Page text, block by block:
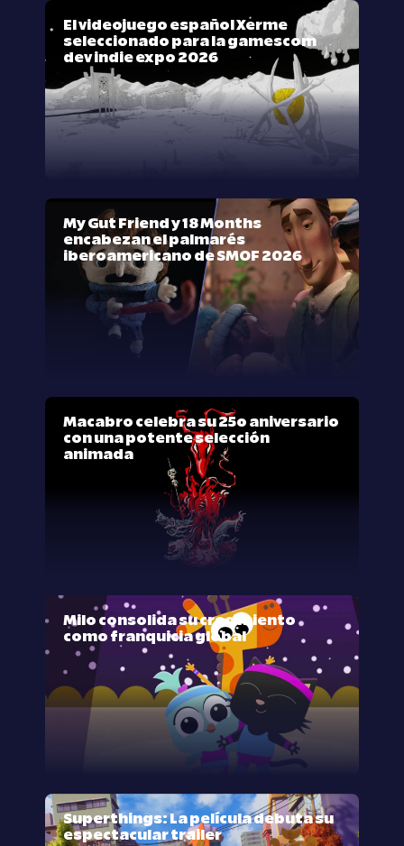
El videojuego español Xerme
seleccionado para la gamescom
dev indie expo 2026
My Gut Friend y 18 Months
encabezan el palmarés
iberoamericano de SMOF 2026
Macabro celebra su 25º aniversario
con una potente selección
animada
Milo consolida su crecimiento
como franquicia global
Superthings: La película debuta su
espectacular trailer